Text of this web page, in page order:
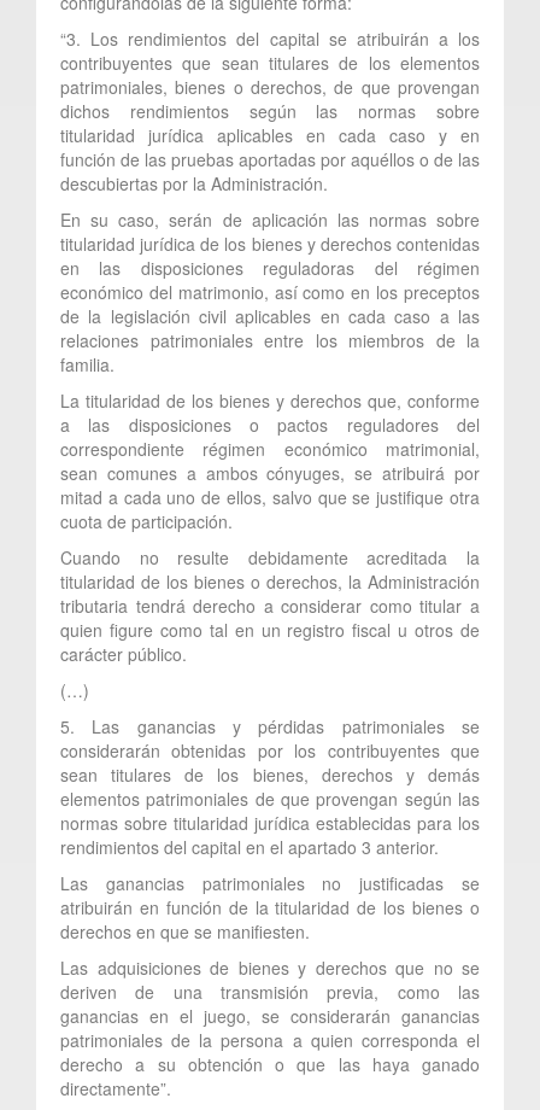
“3. Los rendimientos del capital se atribuirán a los
contribuyentes que sean titulares de los elementos
patrimoniales, bienes o derechos, de que provengan
dichos rendimientos según las normas sobre
titularidad jurídica aplicables en cada caso y en
función de las pruebas aportadas por aquéllos o de las
descubiertas por la Administración.
En su caso, serán de aplicación las normas sobre
titularidad jurídica de los bienes y derechos contenidas
en las disposiciones reguladoras del régimen
económico del matrimonio, así como en los preceptos
de la legislación civil aplicables en cada caso a las
relaciones patrimoniales entre los miembros de la
familia.
La titularidad de los bienes y derechos que, conforme
a las disposiciones o pactos reguladores del
correspondiente régimen económico matrimonial,
sean comunes a ambos cónyuges, se atribuirá por
mitad a cada uno de ellos, salvo que se justifique otra
cuota de participación.
Cuando no resulte debidamente acreditada la
titularidad de los bienes o derechos, la Administración
tributaria tendrá derecho a considerar como titular a
quien figure como tal en un registro fiscal u otros de
carácter público.
(…)
5. Las ganancias y pérdidas patrimoniales se
considerarán obtenidas por los contribuyentes que
sean titulares de los bienes, derechos y demás
elementos patrimoniales de que provengan según las
normas sobre titularidad jurídica establecidas para los
rendimientos del capital en el apartado 3 anterior.
Las ganancias patrimoniales no justificadas se
atribuirán en función de la titularidad de los bienes o
derechos en que se manifiesten.
Las adquisiciones de bienes y derechos que no se
deriven de una transmisión previa, como las
ganancias en el juego, se considerarán ganancias
patrimoniales de la persona a quien corresponda el
derecho a su obtención o que las haya ganado
directamente”.